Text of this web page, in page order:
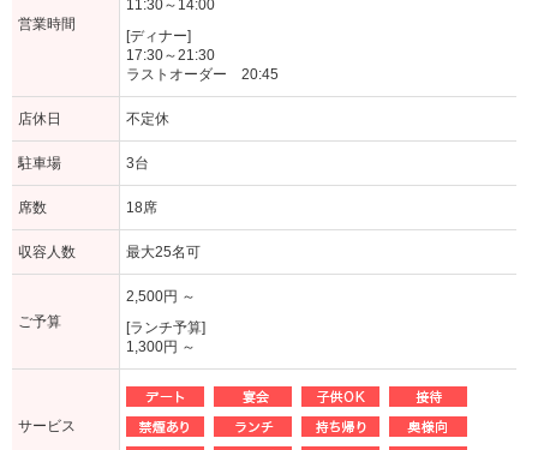
営業時間
11:30～14:00
[ディナー]
17:30～21:30
ラストオーダー 20:45
店休日 不定休
駐車場 3台
席数 18席
収容人数 最大25名可
ご予算
2,500円 ～
[ランチ予算]
1,300円 ～
サービス